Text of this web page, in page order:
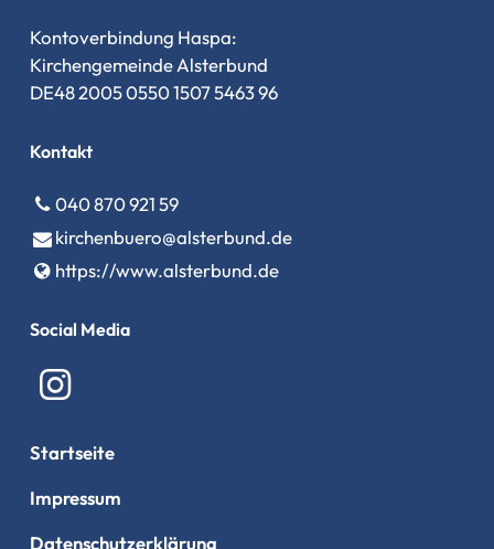
Kontoverbindung Haspa:
Kirchengemeinde Alsterbund
DE48 2005 0550 1507 5463 96
Kontakt
040 870 921 59
kirchenbuero@​alsterbund.​de
https://www.​alsterbund.​de
Social Media
Startseite
Impressum
Datenschutzerklärung